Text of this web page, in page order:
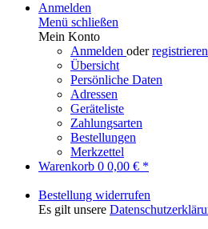
Anmelden
Menü schließen
Mein Konto
Anmelden oderregistrieren
Übersicht
Persönliche Daten
Adressen
Geräteliste
Zahlungsarten
Bestellungen
Merkzettel
Warenkorb 0 0,00 € *
Bestellung widerrufen
Es gilt unsere